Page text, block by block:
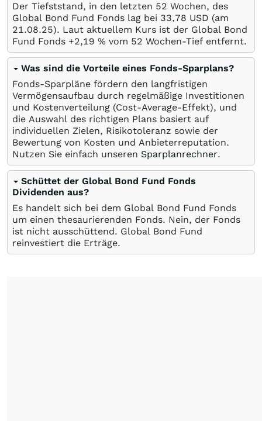
Der Tiefststand, in den letzten 52 Wochen, des
Global Bond Fund Fonds lag bei 33,78 USD (am
21.08.25). Laut aktuellem Kurs ist der Global Bond
Fund Fonds +2,19 % vom 52 Wochen-Tief entfernt.
Was sind die Vorteile eines Fonds-Sparplans?
Fonds-Sparpläne fördern den langfristigen
Vermögensaufbau durch regelmäßige Investitionen
und Kostenverteilung (Cost-Average-Effekt), und
die Auswahl des richtigen Plans basiert auf
individuellen Zielen, Risikotoleranz sowie der
Bewertung von Kosten und Anbieterreputation.
Nutzen Sie einfach unseren Sparplanrechner.
Schüttet der Global Bond Fund Fonds
Dividenden aus?
Es handelt sich bei dem Global Bond Fund Fonds
um einen thesaurierenden Fonds. Nein, der Fonds
ist nicht ausschüttend. Global Bond Fund
reinvestiert die Erträge.